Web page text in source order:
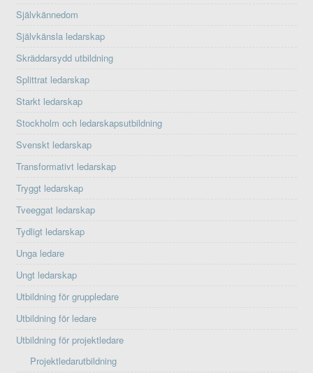
Självkännedom
Självkänsla ledarskap
Skräddarsydd utbildning
Splittrat ledarskap
Starkt ledarskap
Stockholm och ledarskapsutbildning
Svenskt ledarskap
Transformativt ledarskap
Tryggt ledarskap
Tveeggat ledarskap
Tydligt ledarskap
Unga ledare
Ungt ledarskap
Utbildning för gruppledare
Utbildning för ledare
Utbildning för projektledare
Projektledarutbildning